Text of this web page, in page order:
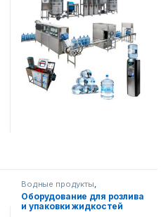
Водные продукты
Горизонтальная упаковка
Упаковочное оборудование
Оборудование для розлива
и упаковки жидкостей